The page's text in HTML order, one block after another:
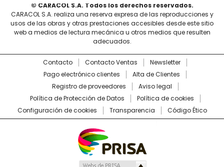
© CARACOL S.A. Todos los derechos reservados.
CARACOL S.A. realiza una reserva expresa de las reproducciones y
usos de las obras y otras prestaciones accesibles desde este sitio
web a medios de lectura mecánica u otros medios que resulten
adecuados.
Contacto Contacto Ventas
Newsletter
Pago electrónico clientes
Alta de Clientes
Registro de proveedores
Aviso legal
Política de Protección de Datos
Política de cookies
Configuración de cookies
Transparencia Código Ético